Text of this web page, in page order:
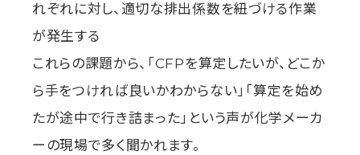
れぞれに対し、適切な排出係数を紐づける作業
が発生する
これらの課題から、「CFPを算定したいが、どこか
ら手をつければ良いかわからない」「算定を始め
たが途中で行き詰まった」という声が化学メーカ
ーの現場で多く聞かれます。